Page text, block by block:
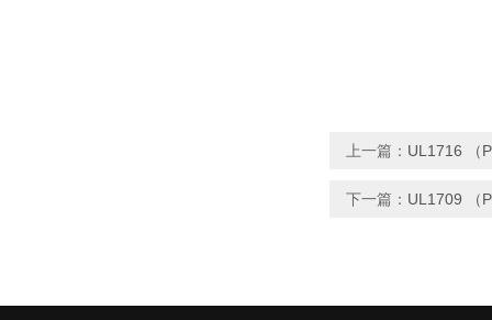
上一篇： UL1716 （
下一篇： UL1709 （